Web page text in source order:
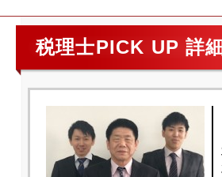
税理士PICK UP 詳細